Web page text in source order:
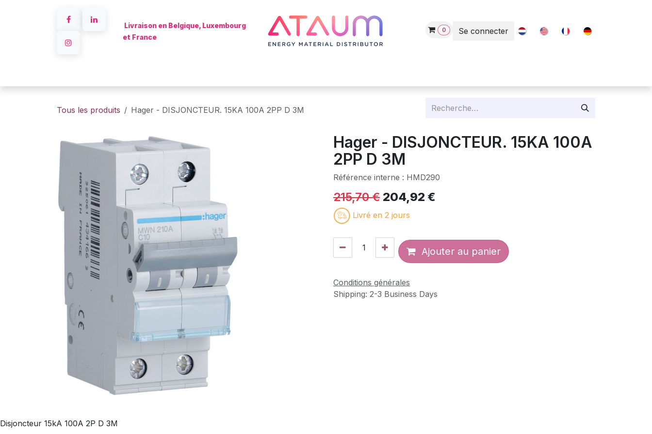
Livraison en Belgique, Luxembourg
et France
0 Se connecter
Tous les produits Hager - DISJONCTEUR. 15KA 100A 2PP D 3M
Hager - DISJONCTEUR. 15KA 100A
2PP D 3M
Référence interne : HMD290
215,70€ 204,92 €
Livré en 2 jours
Ajouter au panier
Conditions générales
Shipping: 2-3 Business Days
Disjoncteur 15kA 100A 2P D 3M